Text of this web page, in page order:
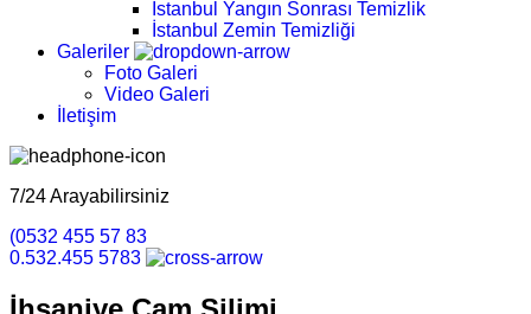
İstanbul Yangın Sonrası Temizlik
İstanbul Zemin Temizliği
Galeriler
Foto Galeri
Video Galeri
İletişim
7/24 Arayabilirsiniz
(0532 455 57 83
0.532.455 5783